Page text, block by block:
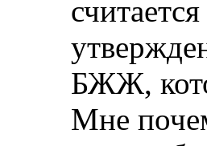
БЖЖ,
Мне